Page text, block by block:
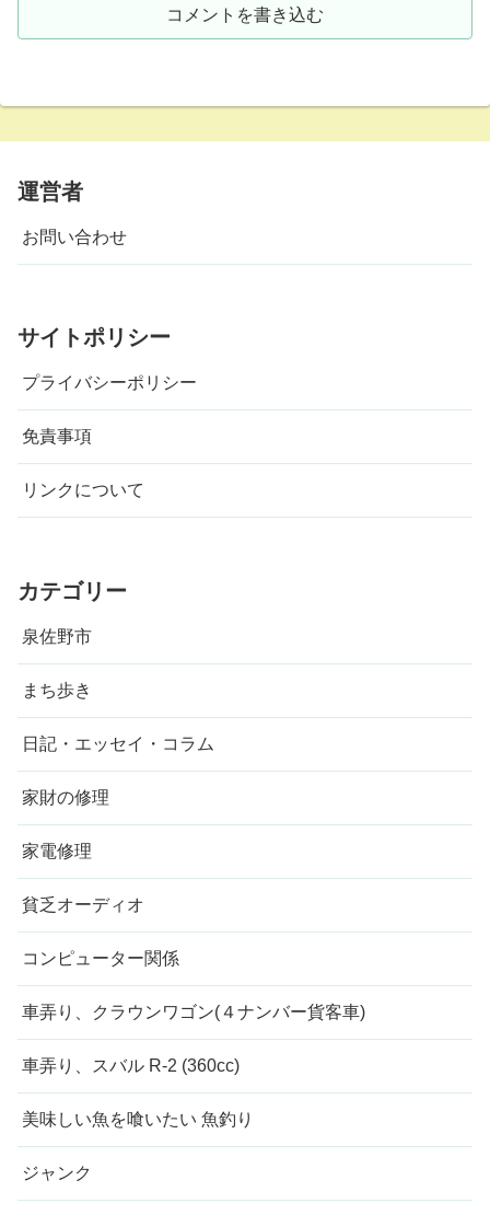
コメントを書き込む
運営者
お問い合わせ
サイトポリシー
プライバシーポリシー
免責事項
リンクについて
カテゴリー
泉佐野市
まち歩き
日記・エッセイ・コラム
家財の修理
家電修理
貧乏オーディオ
コンピューター関係
車弄り、クラウンワゴン(４ナンバー貨客車)
車弄り、スバル R-2 (360cc)
美味しい魚を喰いたい 魚釣り
ジャンク